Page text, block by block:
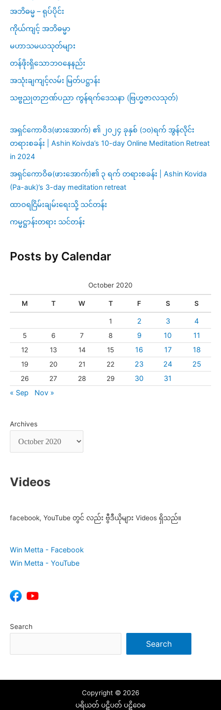
အဘိဓမ္မ – ရုပ်ပိုင်း
ကိုယ်ကျင့် အဘိဓမ္မာ
မဟာသမယသုတ်များ
တန်ဖိုးရှိသောဘဝနေနည်း
အသုံးချကျင့်လမ်း မြတ်ပဋ္ဌာန်း
သဗ္ဗညုတဉာဏ်ပညာ ကွန်ရက်ဒေသနာ (ဗြဟ္မဇာလသုတ်)
အရှင်ကောဝိဒ(ဖားအောက်) ၏ ၂၀၂၄ ခုနှစ် (၁၀)ရက် အွန်လိုင်း
တရားစခန်း | Ashin Koivda’s 10-day Online Meditation Retreat
in 2024
အရှင်ကောဝိဓ(ဖားအောက်)၏ ၃ ရက် တရားစခန်း | Ashin Kovida
(Pa-auk)’s 3-day meditation retreat
ထာဝရငြိမ်းချမ်းရေးသို့ သင်တန်း
ကမ္မဋ္ဌာန်းတရား သင်တန်း
Posts by Calendar
October 2020
M T W T F S S
1 2 3 4
5 6 7 8 9 10 11
12 13 14 15 16 17 18
19 20 21 22 23 24 25
26 27 28 29 30
31
« Sep
Nov »
Archives
Videos
facebook, YouTube တွင် လည်း ဗွီဒီယိုများ Videos ရှိသည်။
Win Metta - Facebook
Win Metta - YouTube
Search
Search
Copyright © 2026
ပရိယတ် ပဋိပတ် ပဋိဝေဓ